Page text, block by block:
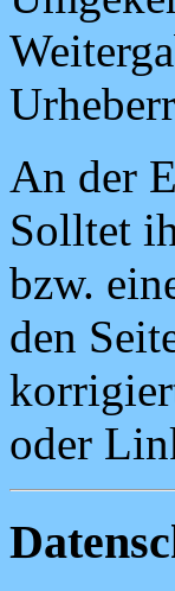
An der
Solltet
bzw.
den
oder